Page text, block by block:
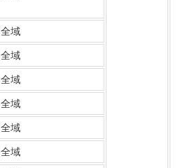
全域
全域
全域
全域
全域
全域